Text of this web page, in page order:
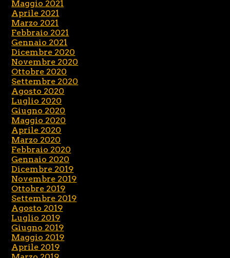
Maggio 2021
Aprile 2021
Marzo 2021
Febbraio 2021
Gennaio 2021
Dicembre 2020
Novembre 2020
Ottobre 2020
Settembre 2020
Agosto 2020
Luglio 2020
Giugno 2020
Maggio 2020
Aprile 2020
Marzo 2020
Febbraio 2020
Gennaio 2020
Dicembre 2019
Novembre 2019
Ottobre 2019
Settembre 2019
Agosto 2019
Luglio 2019
Giugno 2019
Maggio 2019
Aprile 2019